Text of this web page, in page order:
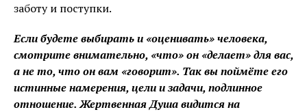
заботу и поступки.
Если будете выбирать и «оценивать» человека,
смотрите внимательно, «что» он «делает» для вас,
а не то, что он вам «говорит». Так вы поймёте его
истинные намерения, цели и задачи, подлинное
отношение. Жертвенная Душа видится на